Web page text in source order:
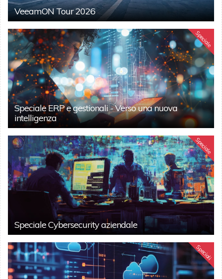
VeeamON Tour 2026
Speciale
Speciale ERP e gestionali - Verso una nuova
intelligenza
Speciale
Speciale Cybersecurity aziendale
Speciali